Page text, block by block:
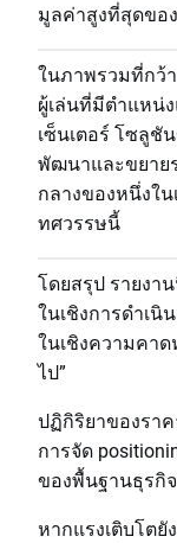
มูลค่าสูงที่สุดขอ
ในภาพรวมที่กว้า
ผู้เล่นที่มีตำแหน่
เซ็นเตอร์ โซลู
พัฒนาและขยาย
กลางของหนึ่งใ
ทศวรรษนี้
โดยสรุป รายงา
ในเชิงการดำเนิ
ในเชิงความคา
ไป”
ปฏิกิริยาของรา
การจัด
ของพื้นฐานธุรกิ
หากแรงเติบโตยั